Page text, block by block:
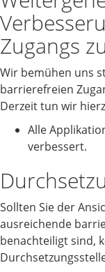
Zugangs
Wir bemühen uns
barrierefreien
Derzeit tun wir
Alle
verbessert.
Sollten Sie der
ausreichende
benachteiligt sind,